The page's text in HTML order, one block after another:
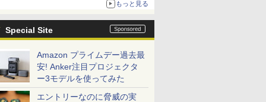
もっと見る
Special Site
Amazon プライムデー過去最
安! Anker注目プロジェクタ
ー3モデルを使ってみた
エントリーなのに脅威の実